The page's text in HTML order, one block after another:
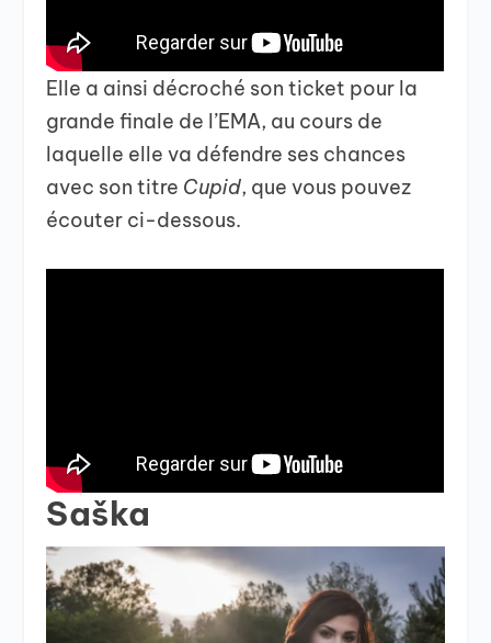
Elle a ainsi décroché son ticket pour la
grande finale de l’EMA, au cours de
laquelle elle va défendre ses chances
avec son titre Cupid, que vous pouvez
écouter ci-dessous.
Saška